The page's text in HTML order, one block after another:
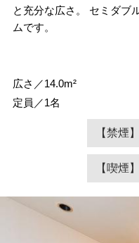
と充分な広さ。 セミダブ
ムです。
広さ／14.0m²
定員／1名
【禁煙
【喫煙